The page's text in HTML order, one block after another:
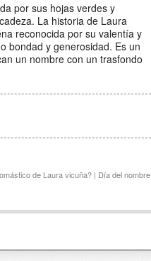
por sus hojas verdes y
La historia de Laura
reconocida por su valentía y
bondad y generosidad. Es un
un nombre con un trasfondo
de Laura vicuña? | Día del nombre